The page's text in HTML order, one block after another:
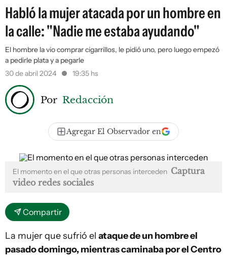
Habló la mujer atacada por un hombre en
la calle: "Nadie me estaba ayudando"
El hombre la vio comprar cigarrillos, le pidió uno, pero luego empezó
a pedirle plata y a pegarle
30 de abril 2024
19:35 hs
Por Redacción
Agregar El Observador en
El momento en el que otras personas interceden Captura
video redes sociales
Compartir
La mujer que sufrió el ataque de un hombre el
pasado domingo, mientras caminaba por el Centro